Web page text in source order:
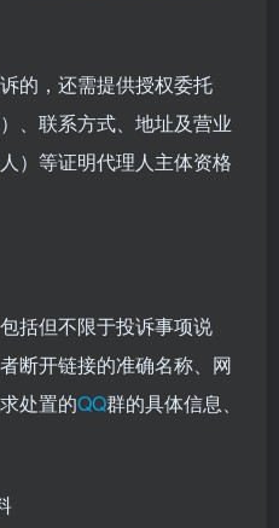
的，还需提供授权委托
、联系方式、地址及营业
）等证明代理人主体资格
括但不限于投诉事项说
断开链接的准确名称、网
处置的QQ群的具体信息、